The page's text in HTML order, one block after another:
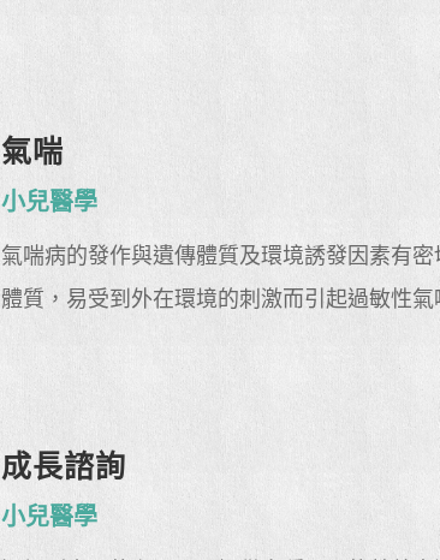
氣喘
小兒醫學
氣喘病的發作與遺傳體質及環境誘發因素有
體質，易受到外在環境的刺激而引起過敏性氣
成長諮詢
小兒醫學